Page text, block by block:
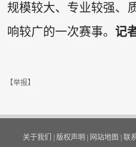
规模较大、专业较强、
响较广的一次赛事。 记
【举报】
关于我们 版权声明 网站地图 联